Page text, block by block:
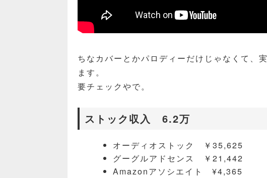
ちなカバーとかパロディーだけじゃなくて、
ます。
要チェックやで。
ストック収入 6.2万
オーディオストック ￥35,625
グーグルアドセンス ￥21,442
Amazonアソシエイト ¥4,365